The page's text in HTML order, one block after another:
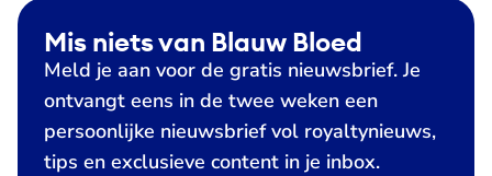
Mis niets van Blauw Bloed
Meld je aan voor de gratis nieuwsbrief. Je
ontvangt eens in de twee weken een
persoonlijke nieuwsbrief vol royaltynieuws,
tips en exclusieve content in je inbox.